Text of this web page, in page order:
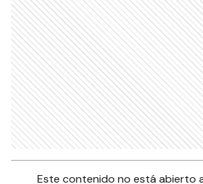
Este contenido no está abierto